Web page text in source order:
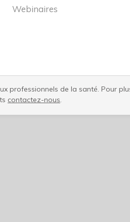
Webinaires
professionnels de la santé. Pour
contactez-nous​.